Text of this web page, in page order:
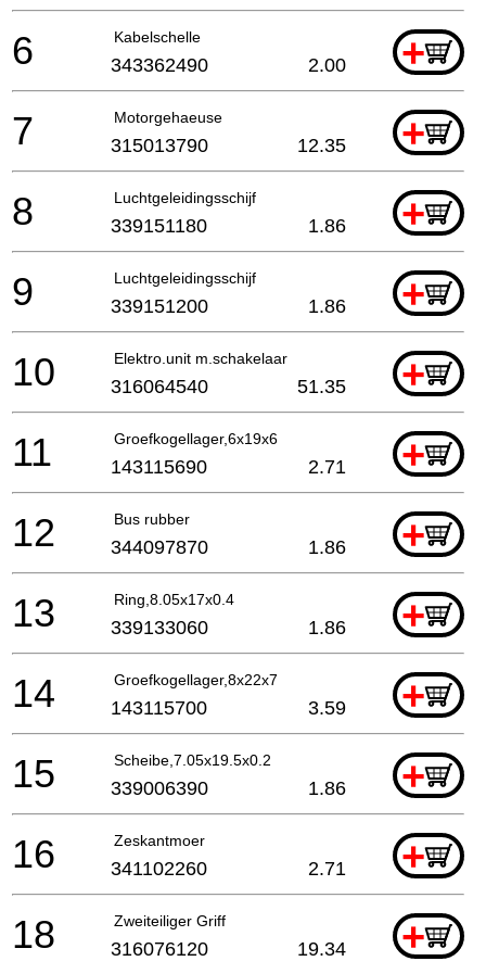
Kabelschelle +
6 343362490 2.00
Motorgehaeuse +
7 315013790 12.35
Luchtgeleidingsschijf +
8 339151180 1.86
Luchtgeleidingsschijf +
9 339151200 1.86
Elektro.unit m.schakelaar +
10 316064540 51.35
Groefkogellager,6x19x6 +
11 143115690 2.71
Bus rubber +
12 344097870 1.86
Ring,8.05x17x0.4 +
13 339133060 1.86
Groefkogellager,8x22x7 +
14 143115700 3.59
Scheibe,7.05x19.5x0.2 +
15 339006390 1.86
Zeskantmoer +
16 341102260 2.71
Zweiteiliger Griff +
18 316076120 19.34